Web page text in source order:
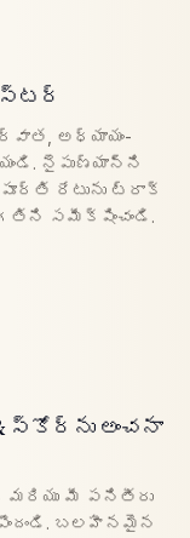
అధ్యాయం-
నైపుణ్యాన్ని
రేటును ట్రాక్
సమీక్షించండి.
స్కోర్‌ను అంచనా
మీ పనితీరు
బలహీనమైన